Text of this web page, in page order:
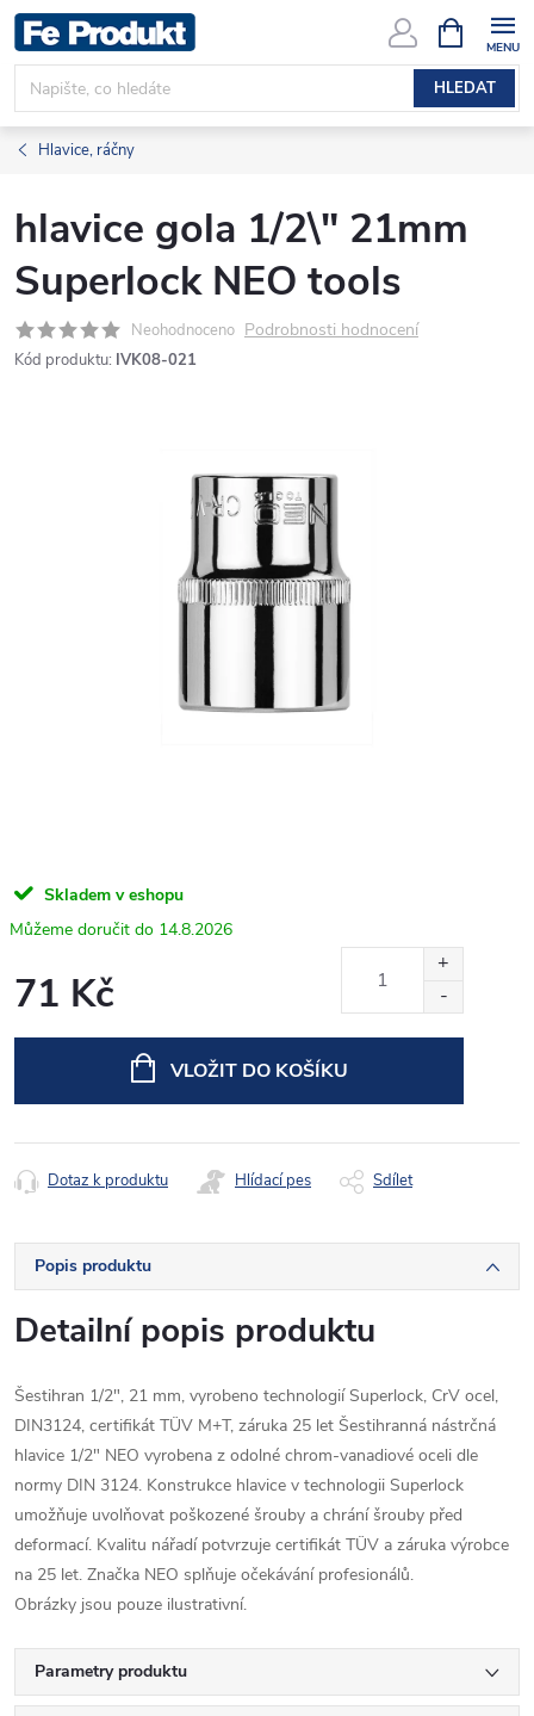
Přejít
na
obsah
HLEDAT
NÁKUPNÍ
KOŠÍK
Hlavice, ráčny
hlavice gola 1/2\" 21mm
Superlock NEO tools
Neohodnoceno Podrobnosti hodnocení
Kód produktu: IVK08-021
Skladem v eshopu
14.8.2026
71 Kč
VLOŽIT DO KOŠÍKU
Dotaz k produktu Hlídací pes Sdílet
Popis produktu
Detailní popis produktu
Šestihran 1/2", 21 mm, vyrobeno technologií Superlock, CrV ocel,
DIN3124, certifikát TÜV M+T, záruka 25 let Šestihranná nástrčná
hlavice 1/2" NEO vyrobena z odolné chrom-vanadiové oceli dle
normy DIN 3124. Konstrukce hlavice v technologii Superlock
umožňuje uvolňovat poškozené šrouby a chrání šrouby před
deformací. Kvalitu nářadí potvrzuje certifikát TÜV a záruka výrobce
na 25 let. Značka NEO splňuje očekávání profesionálů.
Obrázky jsou pouze ilustrativní.
Parametry produktu